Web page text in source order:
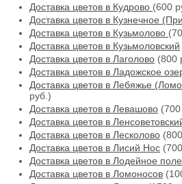
Доставка цветов в Кудрово (600
Доставка цветов в Кузнечное
Доставка цветов в Кузьмолово
Доставка цветов в Кузьмоловский
Доставка цветов в Лаголово (800
Доставка цветов в Ладожское
Доставка цветов в Лебяжье
руб.)
Доставка цветов в Левашово
Доставка цветов в
Доставка цветов в Лесколово
Доставка цветов в Лисий Нос
Доставка цветов в Лодейное поле
Доставка цветов в Ломоносов